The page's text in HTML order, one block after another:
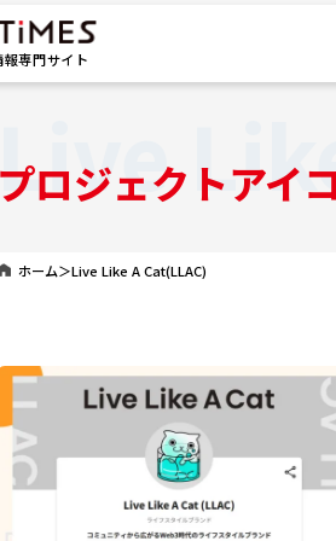
専門サイト
プロジェクトアイ
Live
ホーム＞Live Like A Cat(LLAC)